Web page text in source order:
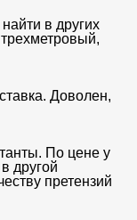
в других
Доволен,
По цене у
другой
претензий